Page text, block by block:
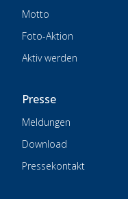
Motto
Foto-Aktion
Aktiv werden
Presse
Meldungen
Download
Pressekontakt